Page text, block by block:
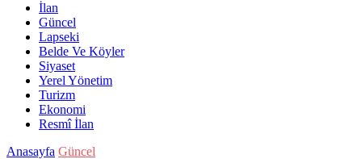
İlan
Güncel
Lapseki
Belde Ve Köyler
Siyaset
Yerel Yönetim
Turizm
Ekonomi
Resmî İlan
Anasayfa Güncel